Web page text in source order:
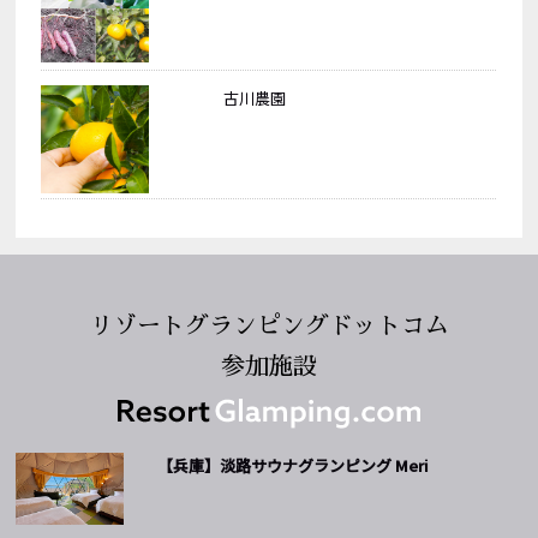
古川農園
リゾートグランピングドットコム
参加施設
【兵庫】淡路サウナグランピング Meri